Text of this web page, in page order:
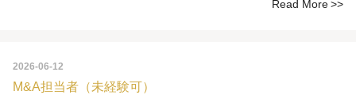
Read More
2026-06-12
M&A担当者（未経験可）